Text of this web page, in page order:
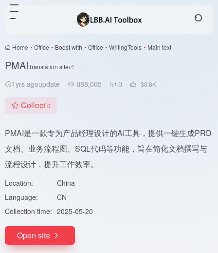
Home • Office • Boost with • Office • WritingTools • Main text
PMAITranslation site
1yrs agoupdate 888,005 0 30.8K
Collect 0
PMAI是一款专为产品经理设计的AI工具，提供一键生成PRD
文档、业务流程图、SQL代码等功能，旨在简化文档撰写与
流程设计，提升工作效率。
Location:
China
Language:
CN
Collection time: 2025-05-20
Open site